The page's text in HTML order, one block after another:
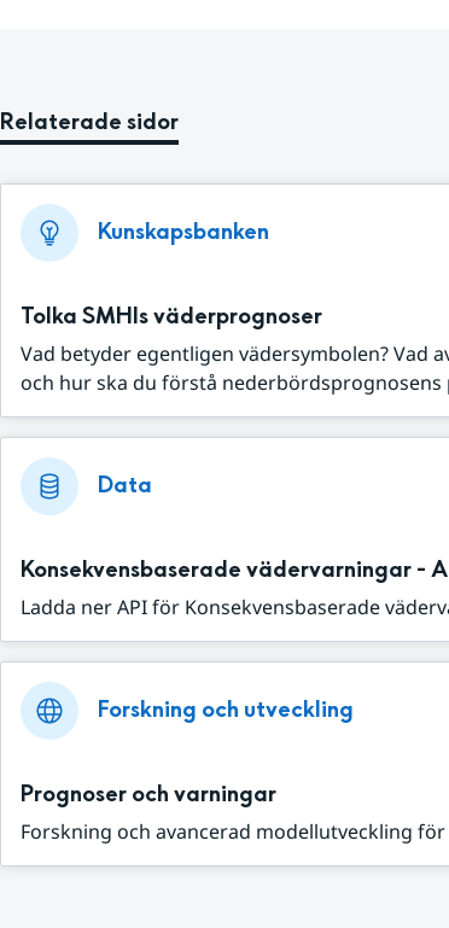
Relaterade sidor
Kunskapsbanken
Tolka SMHIs väderprognoser
Vad betyder egentligen vädersymbolen? Vad
och hur ska du förstå nederbördsprognosens
Data
Konsekvensbaserade vädervarningar -
Ladda ner API för Konsekvensbaserade
Forskning och utveckling
Prognoser och varningar
Forskning och avancerad modellutveckling